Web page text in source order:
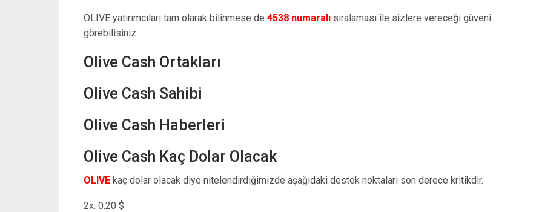
OLIVE yatırımcıları tam olarak bilinmese de 4538 numaralı sıralaması ile sizlere vereceği güveni
görebilisiniz.
Olive Cash Ortakları
Olive Cash Sahibi
Olive Cash Haberleri
Olive Cash Kaç Dolar Olacak
OLIVE kaç dolar olacak diye nitelendirdiğimizde aşağıdaki destek noktaları son derece kritikdir.
2x: 0.20 $